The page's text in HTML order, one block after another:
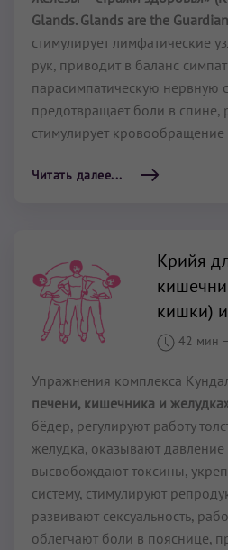
Glands. Glands are the
стимулирует лимфатические
рук, приводит в баланс
парасимпатическую нервную
предотвращает боли в спине,
стимулирует
Читать далее...
Крийя
кишки)
42 мин –
Упражнения комплекса
печени, кишечника и
бёдер, регулируют работу
желудка, оказывают давление
высвобождают токсины,
систему, стимулируют
развивают сексуальность,
облегчают боли в пояснице,